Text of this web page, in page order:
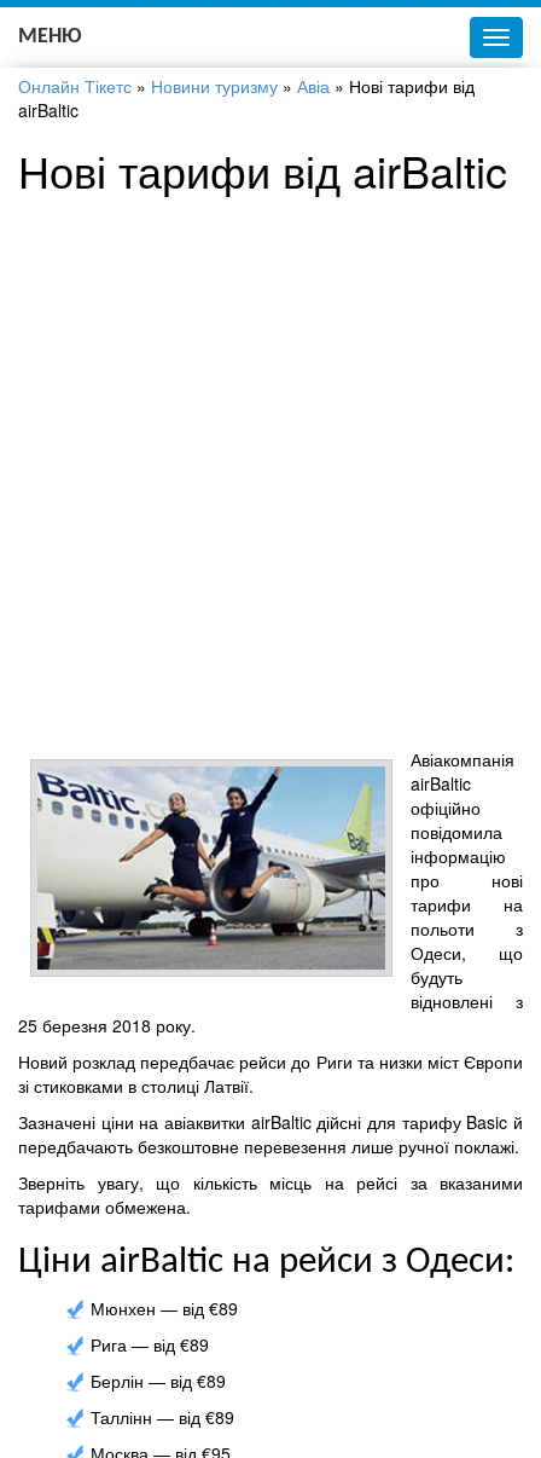
Українська
МЕНЮ
Онлайн Тікетс » Новини туризму » Авіа » Нові тарифи від
airBaltic
Нові тарифи від airBaltic
Авіакомпанія
airBaltic
офіційно
повідомила
інформацію
про нові
тарифи на
польоти з
Одеси, що
будуть
відновлені з
25 березня 2018 року.
Новий розклад передбачає рейси до Риги та низки міст Європи
зі стиковками в столиці Латвії.
Зазначені ціни на авіаквитки airBaltic дійсні для тарифу Basic й
передбачають безкоштовне перевезення лише ручної поклажі.
Зверніть увагу, що кількість місць на рейсі за вказаними
тарифами обмежена.
Ціни airBaltic на рейси з Одеси:
Мюнхен — від €89
Рига — від €89
Берлін — від €89
Таллінн — від €89
Москва — від €95